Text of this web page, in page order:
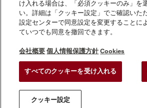
会社概要
法的通知
個人情報保護方針
け入れる場合は、「必須クッキーのみ」を
い。詳細は「クッキー設定」でご確認いた
設定センターで同意設定を変更することに
ていつでも同意を撤回できます。
会社概要 個人情報保護方針 Cookies
すべてのクッキーを受け入れる
クッキー設定